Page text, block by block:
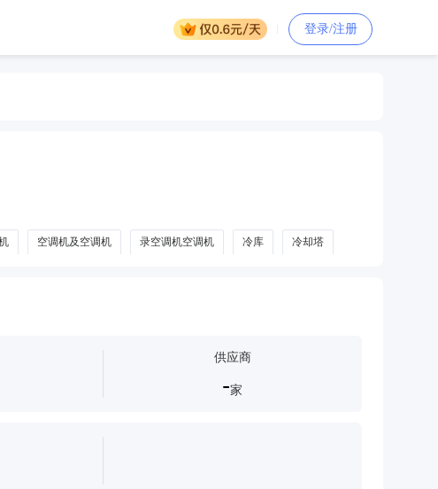
登录/注册
空调机及空调机 录空调机空调机 冷库 冷却塔
供应商
-家